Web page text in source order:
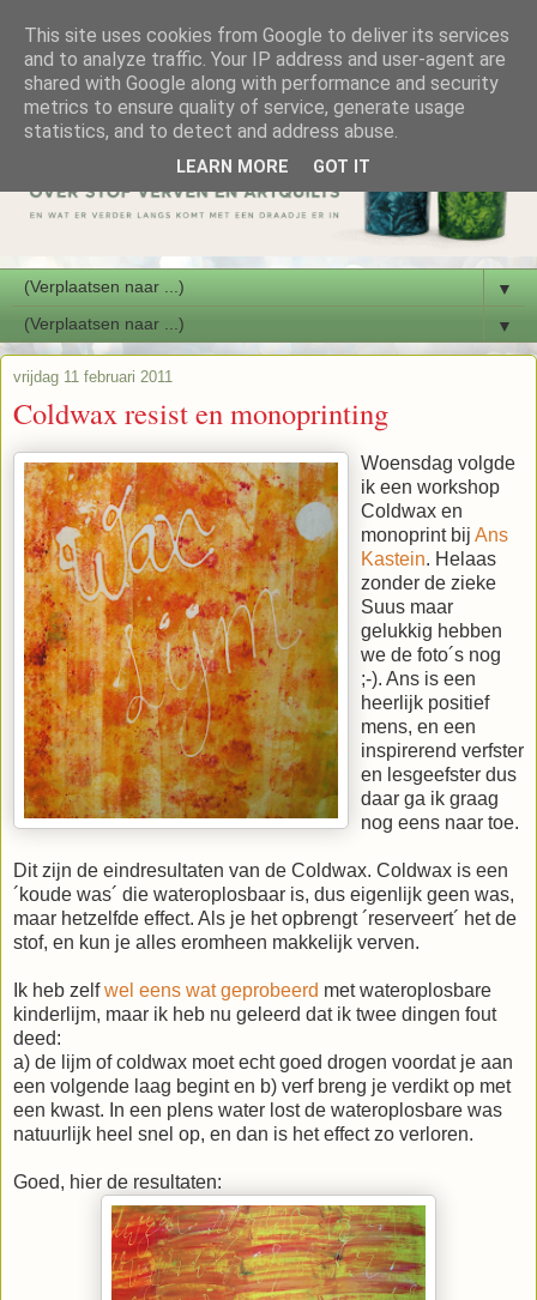
▼
▼
vrijdag 11 februari 2011
Coldwax resist en monoprinting
Woensdag volgde
ik een workshop
Coldwax en
monoprint bij Ans
Kastein. Helaas
zonder de zieke
Suus maar
gelukkig hebben
we de foto´s nog
;-). Ans is een
heerlijk positief
mens, en een
inspirerend verfster
en lesgeefster dus
daar ga ik graag
nog eens naar toe.
Dit zijn de eindresultaten van de Coldwax. Coldwax is een
´koude was´ die wateroplosbaar is, dus eigenlijk geen was,
maar hetzelfde effect. Als je het opbrengt ´reserveert´ het de
stof, en kun je alles eromheen makkelijk verven.
Ik heb zelfwel eens wat geprobeerd met wateroplosbare
kinderlijm, maar ik heb nu geleerd dat ik twee dingen fout
deed:
a) de lijm of coldwax moet echt goed drogen voordat je aan
een volgende laag begint en b) verf breng je verdikt op met
een kwast. In een plens water lost de wateroplosbare was
natuurlijk heel snel op, en dan is het effect zo verloren.
Goed, hier de resultaten:
This site uses cookies from Google to deliver its services
and to analyze traffic. Your IP address and user-agent are
shared with Google along with performance and security
metrics to ensure quality of service, generate usage
statistics, and to detect and address abuse.
LEARN MORE GOT IT